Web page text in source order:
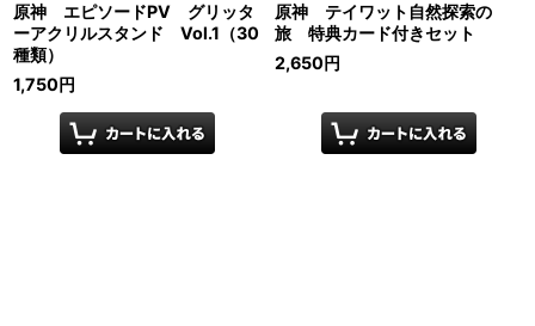
原神 エピソードPV グリッタ
ーアクリルスタンド Vol.1（30
種類）
1,750円
原神 テイワット自然探索の
旅 特典カード付きセット
2,650円